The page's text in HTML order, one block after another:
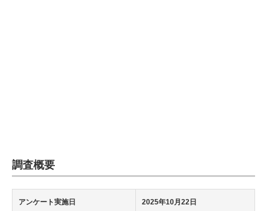
調査概要
アンケート実施日 2025年10月22日